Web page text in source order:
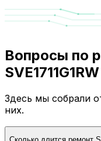
Вопросы по
SVE1711G1RW
Здесь мы собрали
них.